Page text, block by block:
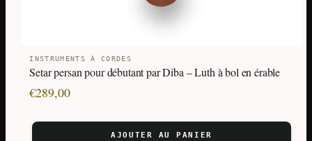
INSTRUMENTS À CORDES
Setar persan pour débutant par Diba – Luth à bol en érable
€289,00
AJOUTER AU PANIER